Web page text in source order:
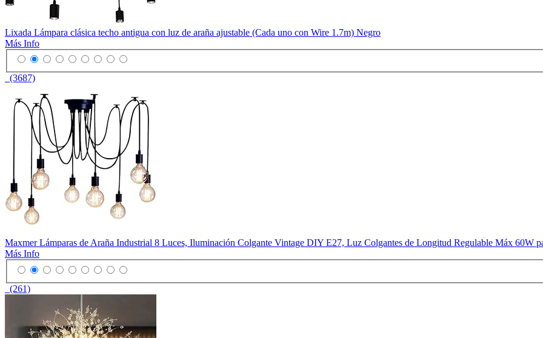
Lixada Lámpara clásica techo antigua con luz de araña ajustable (Cada uno con Wire 1.7m) Negro
Más Info
(3687)
Maxmer Lámparas de Araña Industrial 8 Luces, Iluminación Colgante Vintage DIY E27, Luz Colgantes de Longitud Regulable Máx 60W
Más Info
(261)